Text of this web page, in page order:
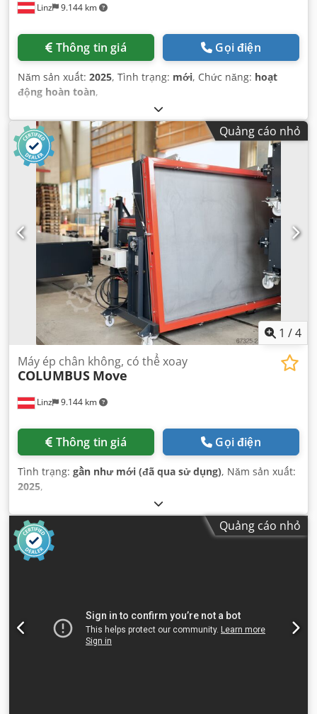
Linz 9.144 km
Thông tin giá Gọi điện
Năm sản xuất: 2025, Tình trạng: mới, Chức năng: hoạt
động hoàn toàn,
Quảng cáo nhỏ
1 /4
Linz 9.144 km
Máy ép chân không, có thể xoay
COLUMBUS Move
Thông tin giá Gọi điện
Tình trạng: gần như mới (đã qua sử dụng), Năm sản xuất:
2025,
Quảng cáo nhỏ